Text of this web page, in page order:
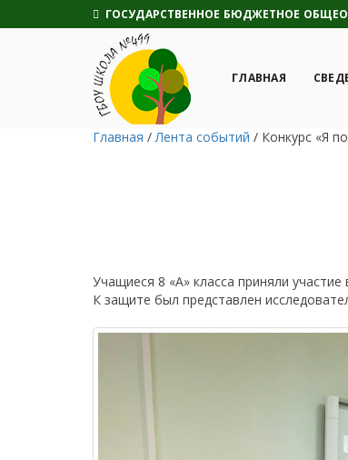
ГОСУДАРСТВЕННОЕ БЮДЖЕТНОЕ
ГЛАВНАЯ
Главная /Лента событий / Конкурс «Я
Учащиеся 8 «А» класса приняли
К защите был представлен